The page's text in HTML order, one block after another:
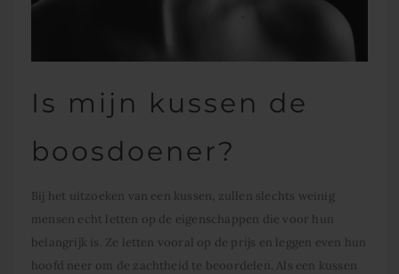
Is mijn kussen de
boosdoener?
Bij het uitzoeken van een kussen, zullen slechts weinig
mensen echt letten op de eigenschappen die voor hun
belangrijk is. Ze letten vooral op de prijs en leggen even hun
hoofd neer om de zachtheid te beoordelen. Als een kussen